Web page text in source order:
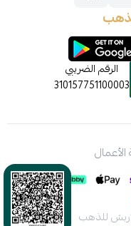
الرقم الضريبي
310157751100003
للذهب